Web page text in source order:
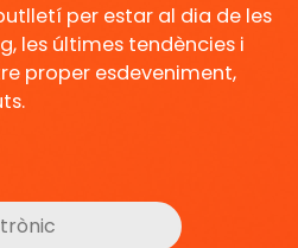
per estar al dia de les
les últimes tendències i
proper esdeveniment,